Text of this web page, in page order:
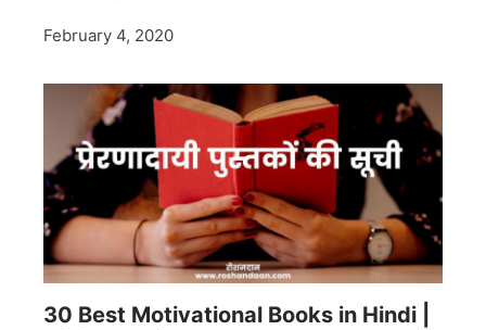
February 4, 2020
30 Best Motivational Books in Hindi |